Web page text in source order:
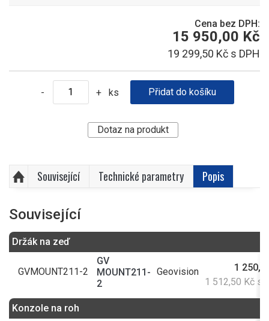
Cena bez DPH:
15 950,00 Kč
19 299,50 Kč s DPH
- + ks
Dotaz na produkt
Související Technické parametry Popis
Související
Držák na zeď
GVMOUNT211-2
GV
MOUNT211-
2
Geovision
1
1 512,50 Kč s
Konzole na roh